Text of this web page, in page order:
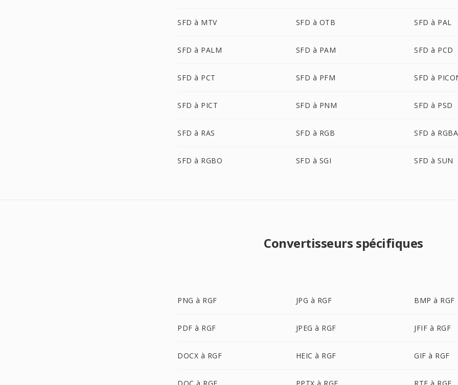
SFD à MTV SFD à OTB SFD à PAL
SFD à PALM SFD à PAM SFD à PCD
SFD à PCT SFD à PFM SFD à
SFD à PICT SFD à PNM SFD à PSD
SFD à RAS SFD à RGB SFD à RGBA
SFD à RGBO SFD à SGI SFD à SUN
Convertisseurs spécifiques
PNG à RGF JPG à RGF BMP à RGF
PDF à RGF JPEG à RGF JFIF à RGF
DOCX à RGF HEIC à RGF GIF à RGF